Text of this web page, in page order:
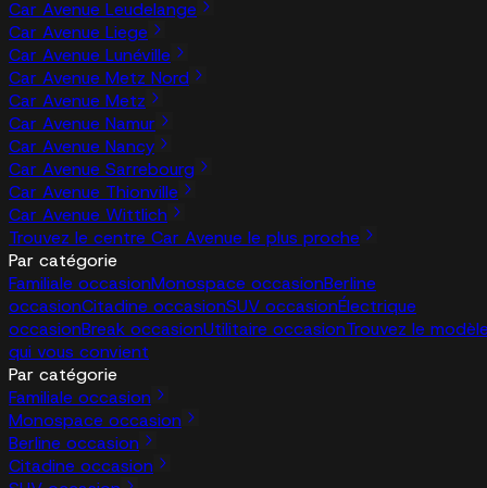
Car Avenue Leudelange
Car Avenue Liege
Car Avenue Lunéville
Car Avenue Metz Nord
Car Avenue Metz
Car Avenue Namur
Car Avenue Nancy
Car Avenue Sarrebourg
Car Avenue Thionville
Car Avenue Wittlich
Trouvez le centre Car Avenue le plus proche
Par catégorie
Familiale occasionMonospace occasionBerline
occasionCitadine occasionSUV occasionÉlectrique
occasionBreak occasionUtilitaire occasionTrouvez le
qui vous convient
Par catégorie
Familiale occasion
Monospace occasion
Berline occasion
Citadine occasion